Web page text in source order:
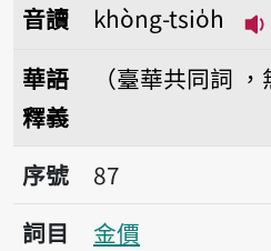
音讀
khòng-tsio̍h
華語
釋義
（臺華共同詞 ，
序號87金價
序號
87
詞目
金價